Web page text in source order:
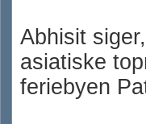
Abhisit
asiatiske
feriebyen